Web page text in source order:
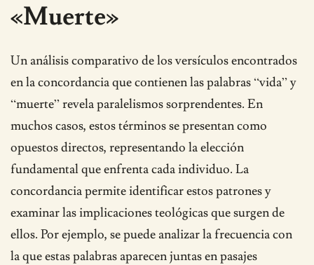
«Muerte»
Un análisis comparativo de los versículos encontrados
en la concordancia que contienen las palabras “vida” y
“muerte” revela paralelismos sorprendentes. En
muchos casos, estos términos se presentan como
opuestos directos, representando la elección
fundamental que enfrenta cada individuo. La
concordancia permite identificar estos patrones y
examinar las implicaciones teológicas que surgen de
ellos. Por ejemplo, se puede analizar la frecuencia con
la que estas palabras aparecen juntas en pasajes